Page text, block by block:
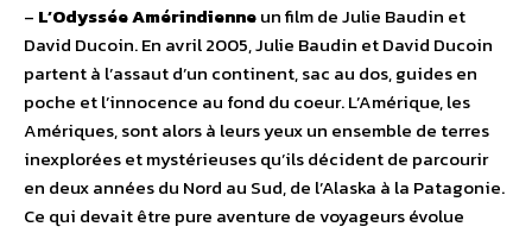
– L’Odyssée Amérindienneun film de Julie Baudin et
David Ducoin. En avril 2005, Julie Baudin et David Ducoin
partent à l’assaut d’un continent, sac au dos, guides en
poche et l’innocence au fond du coeur. L’Amérique, les
Amériques, sont alors à leurs yeux un ensemble de terres
inexplorées et mystérieuses qu’ils décident de parcourir
en deux années du Nord au Sud, de l’Alaska à la Patagonie.
Ce qui devait être pure aventure de voyageurs évolue